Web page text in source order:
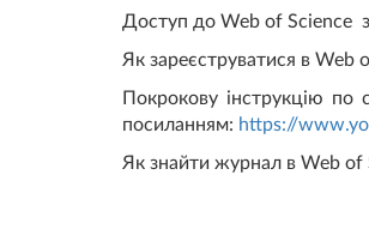
Доступ до Web of Science з
Як зареєструватися в Web
Покрокову інструкцію
посиланням: https://
Як знайти журнал в Web